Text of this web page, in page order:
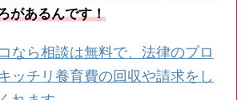
があるんです！
なら相談は無料で、法律のプロ
ッチリ養育費の回収や請求をし